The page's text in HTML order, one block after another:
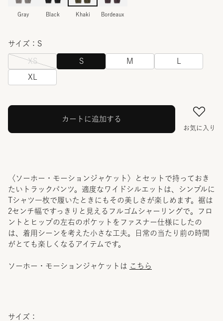
Gray Black Khaki Bordeaux
サイズ：S
XS S M
XL
カートに追加する
お気に入り
〈ソーホー・モーションジャケット〉とセットで持っておき
たいトラックパンツ。適度なワイドシルエットは、シンプルに
Tシャツ一枚で履いたときにもその美しさが楽しめます。裾は
2センチ幅ですっきりと見えるフルゴムシャーリングで。フロ
ントとヒップの左右のポケットをファスナー仕様にしたの
は、着用シーンを考えた小さな工夫。日常の当たり前の時間
がとても楽しくなるアイテムです。
ソーホー・モーションジャケットは こちら
サイズ：